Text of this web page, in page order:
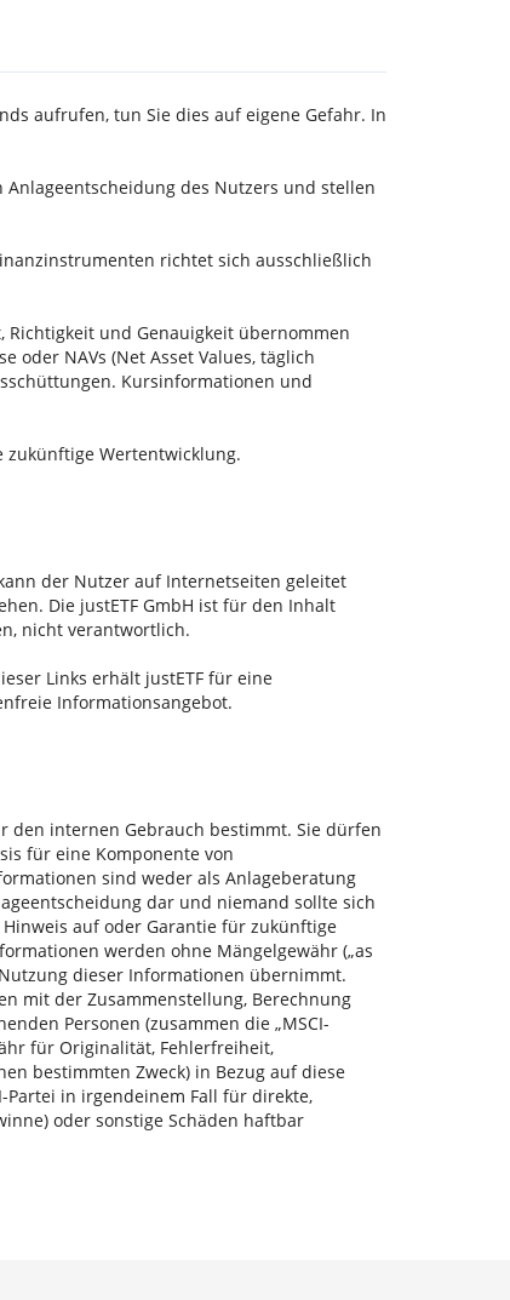
aufrufen, tun Sie dies auf eigene Gefahr. In
des Nutzers und stellen
richtet sich ausschließlich
und Genauigkeit übernommen
oder NAVs (Net Asset Values, täglich
Kursinformationen und
zukünftige Wertentwicklung.
der Nutzer auf Internetseiten geleitet
Die justETF GmbH ist für den Inhalt
nicht verantwortlich.
Links erhält justETF für eine
Informationsangebot.
den internen Gebrauch bestimmt. Sie dürfen
für eine Komponente von
sind weder als Anlageberatung
dar und niemand sollte sich
auf oder Garantie für zukünftige
werden ohne Mängelgewähr („as
dieser Informationen übernimmt.
mit der Zusammenstellung, Berechnung
Personen (zusammen die „MSCI-
für Originalität, Fehlerfreiheit,
bestimmten Zweck) in Bezug auf diese
Partei in irgendeinem Fall für direkte,
oder sonstige Schäden haftbar